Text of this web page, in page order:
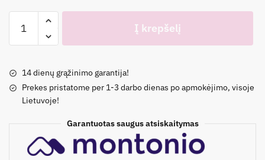
kiekis:
Proginė
"Eliza"
Į krepšelį
14 dienų grąžinimo garantija!
Prekes pristatome per 1-3 darbo dienas po apmokėjimo, visoje
Lietuvoje!
Garantuotas saugus atsiskaitymas